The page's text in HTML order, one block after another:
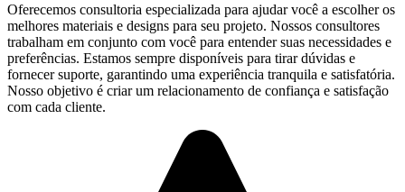
Oferecemos consultoria especializada para ajudar você a escolher os
melhores materiais e designs para seu projeto. Nossos consultores
trabalham em conjunto com você para entender suas necessidades e
preferências. Estamos sempre disponíveis para tirar dúvidas e
fornecer suporte, garantindo uma experiência tranquila e satisfatória.
Nosso objetivo é criar um relacionamento de confiança e satisfação
com cada cliente.